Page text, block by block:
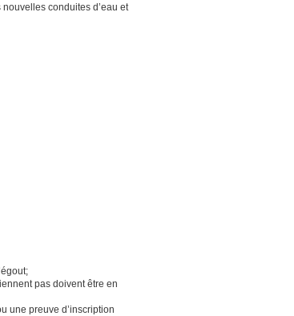
conduites d’eau et
pas doivent être en
une preuve d’inscription